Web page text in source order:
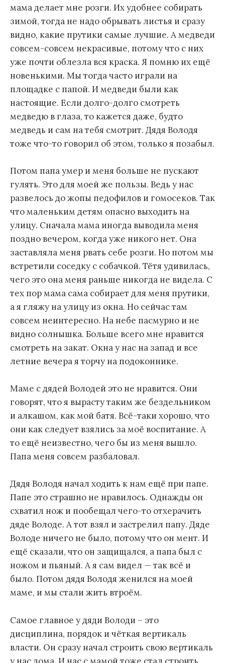
мама делает мне розги. Их удобнее собирать
зимой, тогда не надо обрывать листья и сразу
видно, какие прутики самые лучшие. А медведи
совсем-совсем некрасивые, потому что с них
уже почти облезла вся краска. Я помню их ещё
новенькими. Мы тогда часто играли на
площадке с папой. И медведи были как
настоящие. Если долго-долго смотреть
медведю в глаза, то кажется даже, будто
медведь и сам на тебя смотрит. Дядя Володя
тоже что-то говорил об этом, только я позабыл.
Потом папа умер и меня больше не пускают
гулять. Это для моей же пользы. Ведь у нас
развелось до жопы педофилов и гомосеков. Так
что маленьким детям опасно выходить на
улицу. Сначала мама иногда выводила меня
поздно вечером, когда уже никого нет. Она
заставляла меня рвать себе розги. Но потом мы
встретили соседку с собачкой. Тётя удивилась,
чего это она меня раньше никогда не видела. С
тех пор мама сама собирает для меня прутики,
а я гляжу на улицу из окна. Но сейчас там
совсем неинтересно. На небе пасмурно и не
видно солнышка. Больше всего мне нравится
смотреть на закат. Окна у нас на запад и все
летние вечера я торчу на подоконнике.
Маме с дядей Володей это не нравится. Они
говорят, что я вырасту таким же бездельником
и алкашом, как мой батя. Всё-таки хорошо, что
они как следует взялись за моё воспитание. А
то ещё неизвестно, чего бы из меня вышло.
Папа меня совсем разбаловал.
Дядя Володя начал ходить к нам ещё при папе.
Папе это страшно не нравилось. Однажды он
схватил нож и пообещал чего-то отхерачить
дяде Володе. А тот взял и застрелил папу. Дяде
Володе ничего не было, потому что он мент. И
ещё сказали, что он защищался, а папа был с
ножом и пьяный. А я сам видел — так всё и
было. Потом дядя Володя женился на моей
маме, и мы стали жить втроём.
Самое главное у дяди Володи – это
дисциплина, порядок и чёткая вертикаль
власти. Он сразу начал строить свою вертикаль
у нас дома. И нас с мамой тоже стал строить.